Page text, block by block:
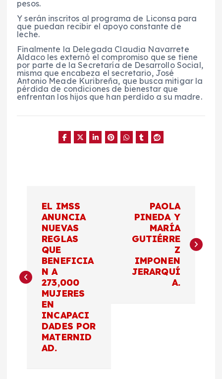
pesos.
Y serán inscritos al programa de Liconsa para
que puedan recibir el apoyo constante de
leche.
Finalmente la Delegada Claudia Navarrete
Aldaco les externó el compromiso que se tiene
por parte de la Secretaría de Desarrollo Social,
misma que encabeza el secretario, José
Antonio Meade Kuribreña, que busca mitigar la
pérdida de condiciones de bienestar que
enfrentan los hijos que han perdido a su madre.
e
EL IMSS
ANUNCIA
NUEVAS
REGLAS
QUE
BENEFICIA
N A
273,000
MUJERES
EN
INCAPACI
DADES POR
MATERNID
AD.
PAOLA
PINEDA Y
MARÍA
GUTIÉRRE
Z
IMPONEN
JERARQUÍ
A.